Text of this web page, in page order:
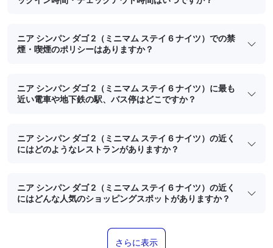
ニア シンパン ダゴ 2（ミニマム ステイ 6 ナイツ）での禁
煙・喫煙のポリシーはありますか？
ニア シンパン ダゴ 2（ミニマム ステイ 6 ナイツ）に最も
近い電車や地下鉄の駅、バス停はどこですか？
ニア シンパン ダゴ 2（ミニマム ステイ 6 ナイツ）の近く
にはどのようなレストランがありますか？
ニア シンパン ダゴ 2（ミニマム ステイ 6 ナイツ）の近く
にはどんな人気のショッピングスポットがありますか？
さらに表示